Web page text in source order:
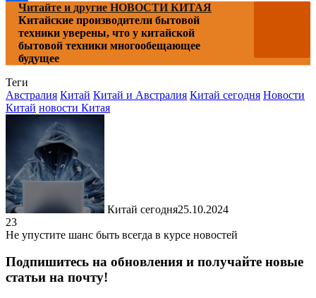
Отправить
Читайте и другие НОВОСТИ КИТАЯ
Китайские производители бытовой
техники уверены, что у китайской
бытовой техники многообещающее
будущее
Теги
Австралия Китай Китай и Австралия Китай сегодня Новости
Китай новости Китая
Китай сегодня25.10.2024
23
Не упустите шанс быть всегда в курсе новостей
Подпишитесь на обновления и получайте новые
статьи на почту!